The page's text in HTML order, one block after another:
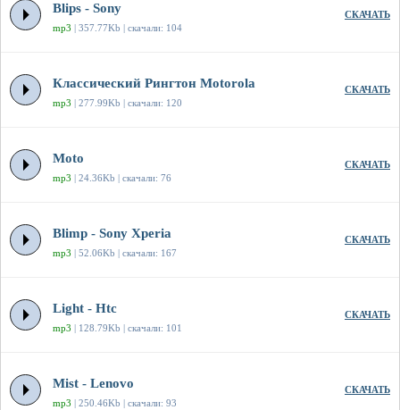
Blips - Sony
mp3 | 357.77Kb | скачали: 104
СКАЧАТЬ
Классический Рингтон Motorola
mp3 | 277.99Kb | скачали: 120
СКАЧАТЬ
Moto
mp3 | 24.36Kb | скачали: 76
СКАЧАТЬ
Blimp - Sony Xperia
mp3 | 52.06Kb | скачали: 167
СКАЧАТЬ
Light - Htc
mp3 | 128.79Kb | скачали: 101
СКАЧАТЬ
Mist - Lenovo
mp3 | 250.46Kb | скачали: 93
СКАЧАТЬ